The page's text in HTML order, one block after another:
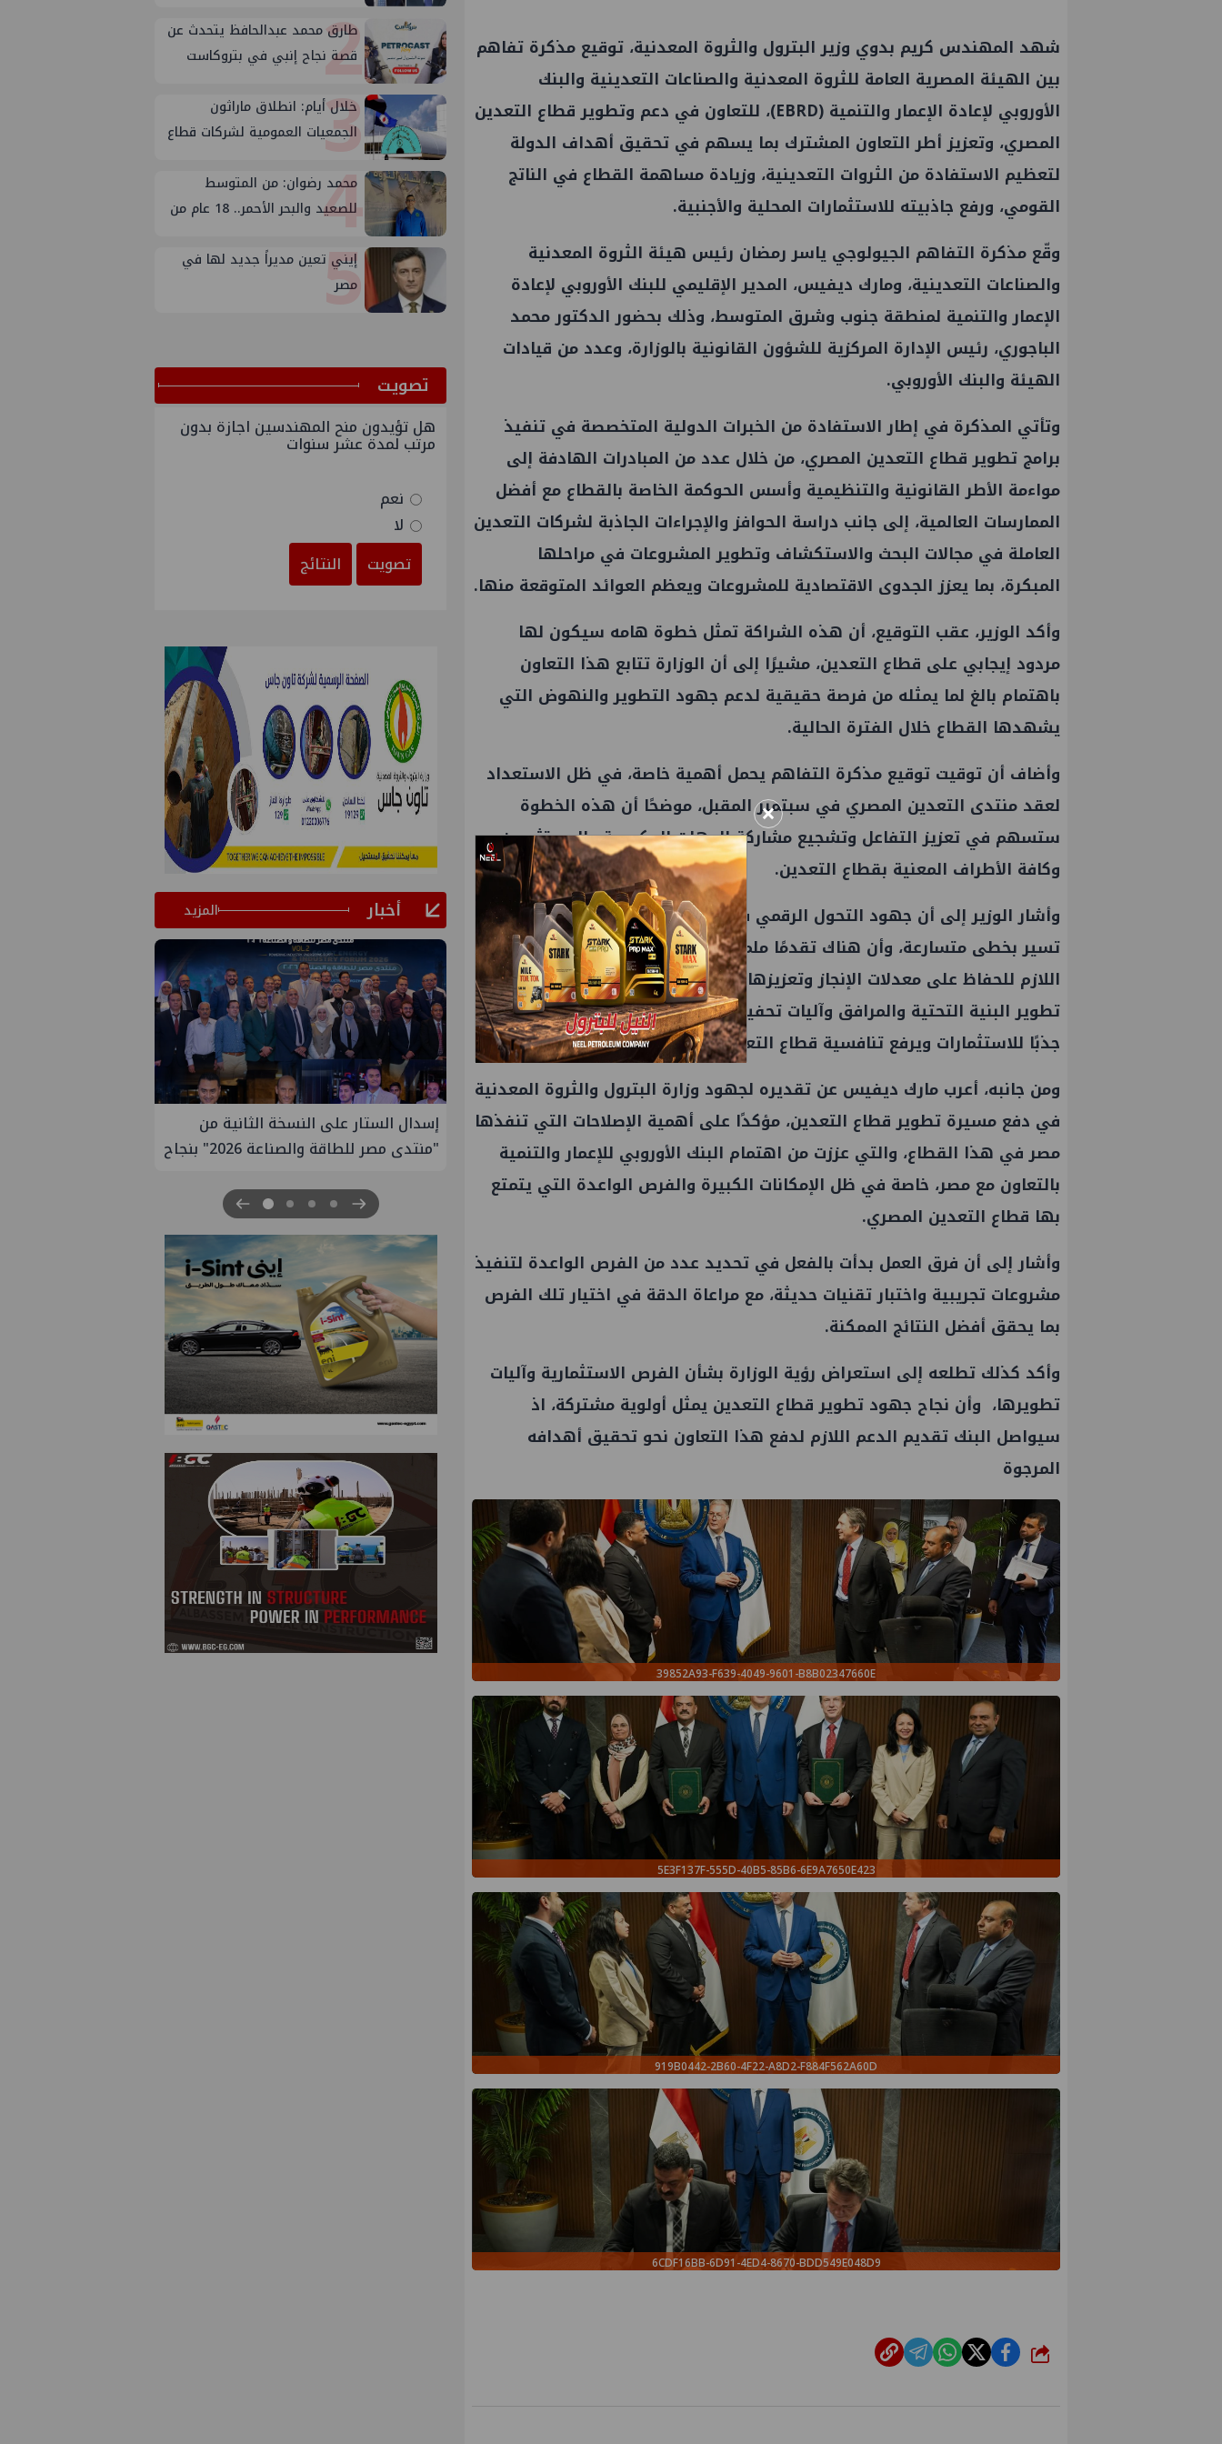
شهد المهندس كريم بدوي وزير البترول والثروة المعدنية، توقيع مذكرة تفاهم
بين الهيئة المصرية العامة للثروة المعدنية والصناعات التعدينية والبنك
الأوروبي لإعادة الإعمار والتنمية (EBRD)، للتعاون في دعم وتطوير قطاع التعدين
المصري، وتعزيز أطر التعاون المشترك بما يسهم في تحقيق أهداف الدولة
لتعظيم الاستفادة من الثروات التعدينية، وزيادة مساهمة القطاع في الناتج
القومي، ورفع جاذبيته للاستثمارات المحلية والأجنبية.
وقّع مذكرة التفاهم الجيولوجي ياسر رمضان رئيس هيئة الثروة المعدنية
والصناعات التعدينية، ومارك ديفيس، المدير الإقليمي للبنك الأوروبي لإعادة
الإعمار والتنمية لمنطقة جنوب وشرق المتوسط، وذلك بحضور الدكتور محمد
الباجوري، رئيس الإدارة المركزية للشؤون القانونية بالوزارة، وعدد من قيادات
الهيئة والبنك الأوروبي.
وتأتي المذكرة في إطار الاستفادة من الخبرات الدولية المتخصصة في تنفيذ
برامج تطوير قطاع التعدين المصري، من خلال عدد من المبادرات الهادفة إلى
مواءمة الأطر القانونية والتنظيمية وأسس الحوكمة الخاصة بالقطاع مع أفضل
الممارسات العالمية، إلى جانب دراسة الحوافز والإجراءات الجاذبة لشركات التعدين
العاملة في مجالات البحث والاستكشاف وتطوير المشروعات في مراحلها
المبكرة، بما يعزز الجدوى الاقتصادية للمشروعات ويعظم العوائد المتوقعة منها.
وأكد الوزير، عقب التوقيع، أن هذه الشراكة تمثل خطوة هامه سيكون لها
مردود إيجابي على قطاع التعدين، مشيرًا إلى أن الوزارة تتابع هذا التعاون
باهتمام بالغ لما يمثله من فرصة حقيقية لدعم جهود التطوير والنهوض التي
يشهدها القطاع خلال الفترة الحالية.
وأضاف أن توقيت توقيع مذكرة التفاهم يحمل أهمية خاصة، في ظل الاستعداد
لعقد منتدى التعدين المصري في سبتمبر المقبل، موضحًا أن هذه الخطوة
ستسهم في تعزيز التفاعل وتشجيع مشاركة الجهات الحكومية والمستثمرين
وكافة الأطراف المعنية بقطاع التعدين.
وأشار الوزير إلى أن جهود التحول الرقمي في الجوانب الفنية لصناعة التعدين
تسير بخطى متسارعة، وأن هناك تقدمًا ملموسًا يتطلب استمرار تقديم الدعم
اللازم للحفاظ على معدلات الإنجاز وتعزيزها، مؤكدًا أن العمل يجري بالتوازي على
تطوير البنية التحتية والمرافق وآليات تحفيز المستثمرين، بما يهيئ بيئة أكثر
جذبًا للاستثمارات ويرفع تنافسية قطاع التعدين المصري.
ومن جانبه، أعرب مارك ديفيس عن تقديره لجهود وزارة البترول والثروة المعدنية
في دفع مسيرة تطوير قطاع التعدين، مؤكدًا على أهمية الإصلاحات التي تنفذها
مصر في هذا القطاع، والتي عززت من اهتمام البنك الأوروبي للإعمار والتنمية
بالتعاون مع مصر، خاصة في ظل الإمكانات الكبيرة والفرص الواعدة التي يتمتع
بها قطاع التعدين المصري.
وأشار إلى أن فرق العمل بدأت بالفعل في تحديد عدد من الفرص الواعدة لتنفيذ
مشروعات تجريبية واختبار تقنيات حديثة، مع مراعاة الدقة في اختيار تلك الفرص
بما يحقق أفضل النتائج الممكنة.
وأكد كذلك تطلعه إلى استعراض رؤية الوزارة بشأن الفرص الاستثمارية وآليات
تطويرها، وأن نجاح جهود تطوير قطاع التعدين يمثل أولوية مشتركة، اذ
سيواصل البنك تقديم الدعم اللازم لدفع هذا التعاون نحو تحقيق أهدافه
المرجوة
39852A93-F639-4049-9601-B8B02347660E
5E3F137F-555D-40B5-85B6-6E9A7650E423
919B0442-2B60-4F22-A8D2-F884F562A60D
6CDF16BB-6D91-4ED4-8670-BDD549E048D9
شارك
2
طارق محمد عبدالحافظ يتحدث عن
قصة نجاح إنبي في بتروكاست
3
خلال أيام: انطلاق ماراثون
الجمعيات العمومية لشركات قطاع
4
محمد رضوان: من المتوسط
للصعيد والبحر الأحمر.. 18 عام من
5
إيني تعين مديراً جديد لها في
مصر
ﺗﺼﻮﻳﺖ
هل تؤيدون منح المهندسين اجازة بدون
مرتب لمدة عشر سنوات
نعم
لا
تصويت
النتائج
أخبار المزيد
أنور نائبين للرئيس
جنوب الوادي تنظم لقاء توعوي حول إدارة
الأزمات
إسدال الستار على النسخة الثانية من
"منتدى مصر للطاقة والصناعة 2026" بنجاح
إيني تعين مديراً جديد لها في مصر
×